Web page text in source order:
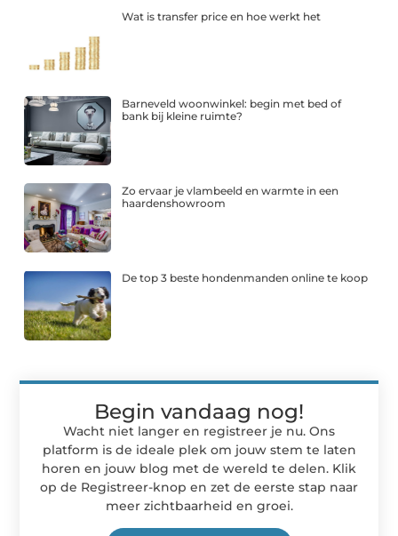
Wat is transfer price en hoe werkt het
Barneveld woonwinkel: begin met bed of
bank bij kleine ruimte?
Zo ervaar je vlambeeld en warmte in een
haardenshowroom
De top 3 beste hondenmanden online te koop
Begin vandaag nog!
Wacht niet langer en registreer je nu. Ons
platform is de ideale plek om jouw stem te laten
horen en jouw blog met de wereld te delen. Klik
op de Registreer-knop en zet de eerste stap naar
meer zichtbaarheid en groei.